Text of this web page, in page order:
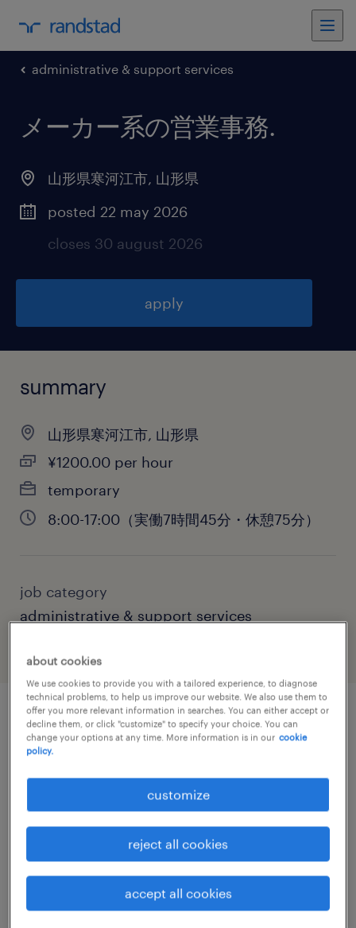
administrative & support services
メーカー系の営業事務.
山形県寒河江市, 山形県
posted 22 may 2026
closes 30 august 2026
apply
summary
山形県寒河江市, 山形県
¥1200.00 per hour
temporary
8:00-17:00（実働7時間45分・休憩75分）
job category
administrative & support services
job details
職種
営業事務
長期（3ヶ月以上）
about cookies
We use cookies to provide you with a tailored experience, to diagnose
technical problems, to help us improve our website. We also use them to
offer you more relevant information in searches. You can either accept or
decline them, or click "customize" to specify your choice. You can
change your options at any time. More information is in our cookie
policy.
customize
reject all cookies
accept all cookies